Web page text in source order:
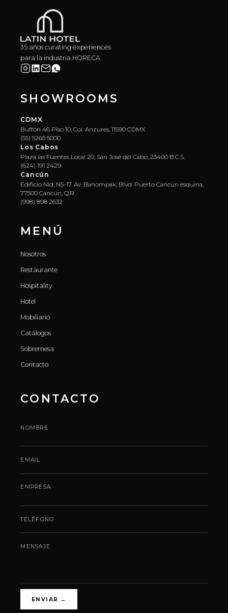
35 años curating experiences
para la industria HORECA.
SHOWROOMS
CDMX
Buffon 46 Piso 10, Col. Anzures, 11590 CDMX
(55) 5265 5000
Los Cabos
Plaza las Fuentes Local 20, San José del Cabo, 23400 B.C.S.
(624) 191 2429
Cancún
Edificio Nid, N5-17. Av. Banompak, Blvd. Puerto Cancún esquina,
77500 Cancún, Q.R.
(998) 898 2632
MENÚ
Nosotros
Restaurante
Hospitality
Hotel
Mobiliario
Catálogos
Sobremesa
Contacto
CONTACTO
NOMBRE
EMAIL
EMPRESA
TELÉFONO
MENSAJE
ENVIAR →